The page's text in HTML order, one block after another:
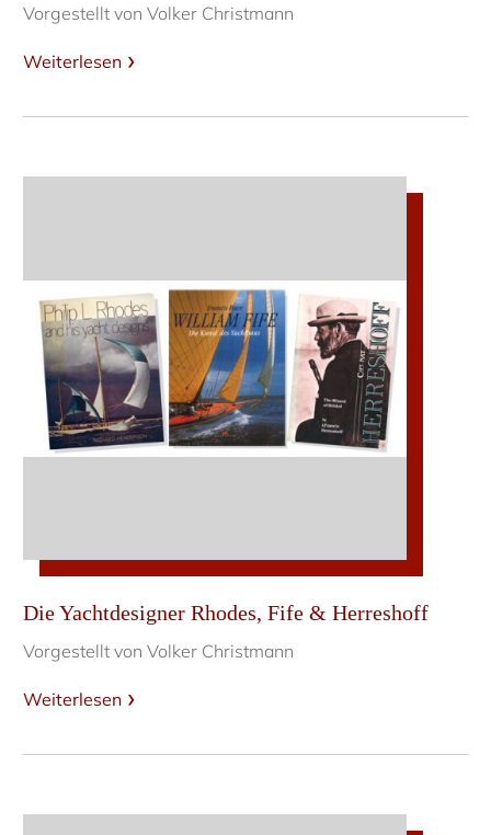
Vorgestellt von Volker Christmann
Weiterlesen
Die Yachtdesigner Rhodes, Fife & Herreshoff
Vorgestellt von Volker Christmann
Weiterlesen